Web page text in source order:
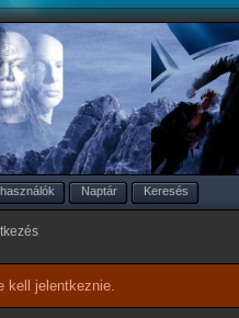
Naptár Keresés
kell jelentkeznie.